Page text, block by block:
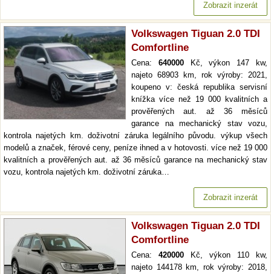
Zobrazit inzerát
Volkswagen Tiguan 2.0 TDI
Comfortline
Cena: 640000Kč, výkon 147 kw,
najeto 68903 km, rok výroby: 2021,
koupeno v: česká republika servisní
knížka více než 19 000 kvalitních a
prověřených aut. až 36 měsíců
garance na mechanický stav vozu,
kontrola najetých km. doživotní záruka legálního původu. výkup všech
modelů a značek, férové ceny, peníze ihned a v hotovosti. více než 19 000
kvalitních a prověřených aut. až 36 měsíců garance na mechanický stav
vozu, kontrola najetých km. doživotní záruka…
Zobrazit inzerát
Volkswagen Tiguan 2.0 TDI
Comfortline
Cena: 420000 Kč, výkon 110 kw,
najeto 144178 km, rok výroby: 2018,